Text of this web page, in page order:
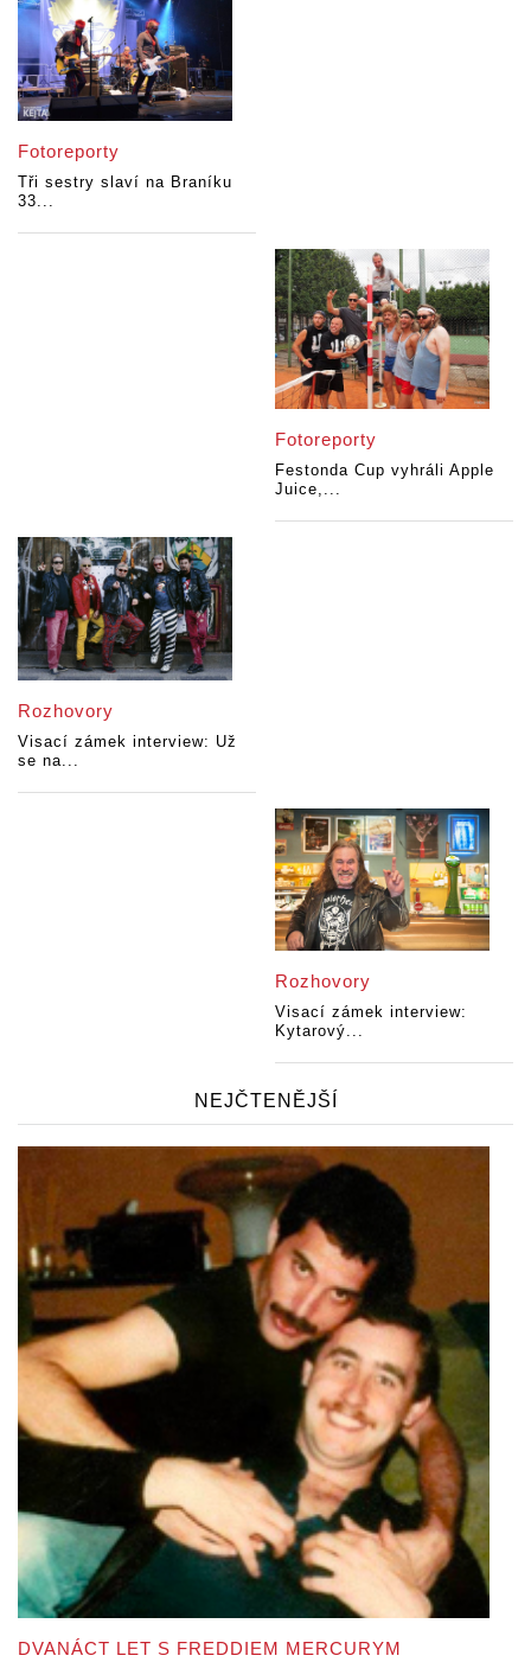
Fotoreporty
Tři sestry slaví na Braníku
33...
Fotoreporty
Festonda Cup vyhráli Apple
Juice,...
Rozhovory
Visací zámek interview: Už
se na...
Rozhovory
Visací zámek interview:
Kytarový...
NEJČTENĚJŠÍ
DVANÁCT LET S FREDDIEM MERCURYM